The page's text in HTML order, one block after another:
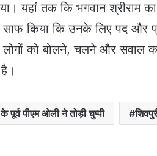
यहां तक कि भगवान श्रीराम
किया कि उनके लिए पद और
लोगों को बोलने, चलने और सवाल
पूर्व पीएम ओली ने तोड़ी चुप्पी